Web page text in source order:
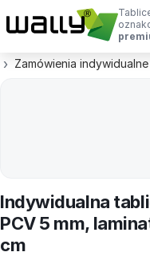
Zamówienia indywidualne
Indywidualna
PCV 5 mm,
cm